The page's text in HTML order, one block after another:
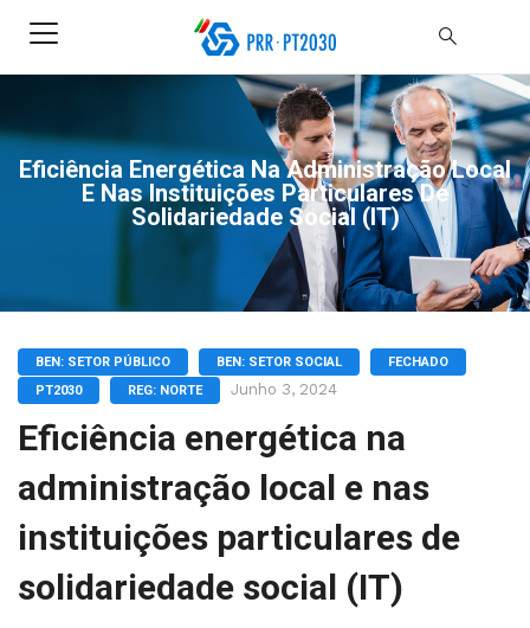
Eficiência Energética Na Administração Local
E Nas Instituições Particulares De
Solidariedade Social (IT)
BEN: SETOR PÚBLICO BEN: SETOR SOCIAL
FECHADO
PT2030
REG: NORTE Junho 3, 2024
Eficiência energética na
administração local e nas
instituições particulares de
solidariedade social (IT)